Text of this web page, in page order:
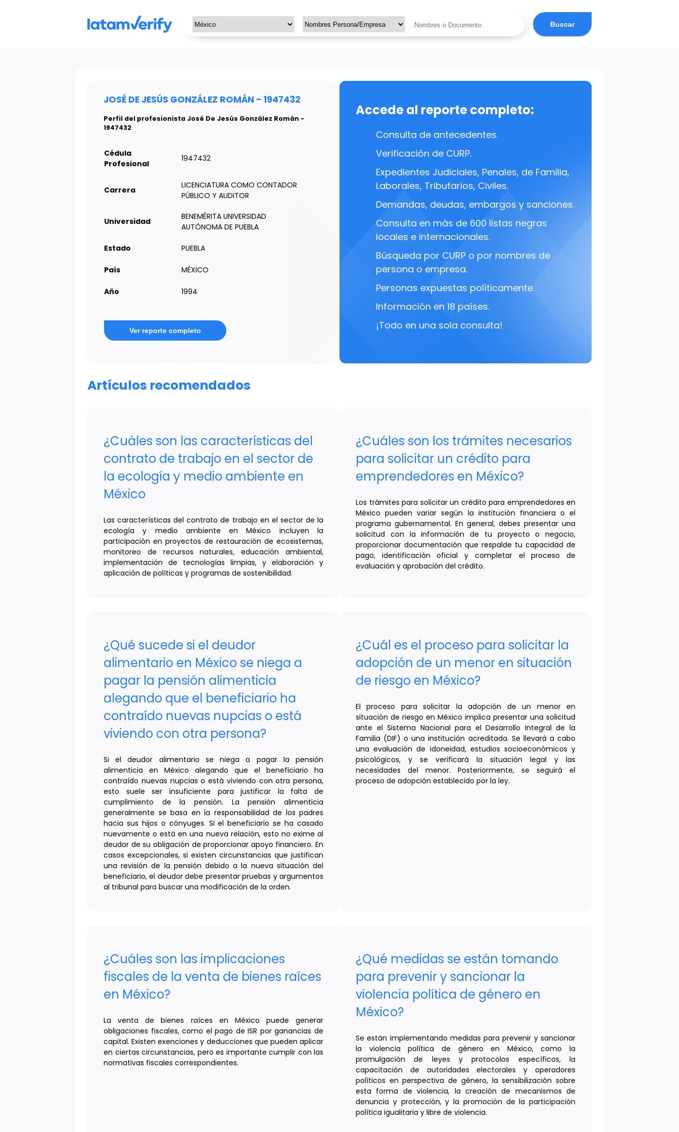
Buscar
JOSÉ DE JESÚS GONZÁLEZ ROMÁN - 1947432
Perfil del profesionista José De Jesús González Román -
1947432
Cédula
Profesional
1947432
Carrera
LICENCIATURA COMO CONTADOR
PÚBLICO Y AUDITOR
Universidad
BENEMÉRITA UNIVERSIDAD
AUTÓNOMA DE PUEBLA
Estado PUEBLA
País MÉXICO
Año 1994
Ver reporte completo
Accede al reporte completo:
Consulta de antecedentes.
Verificación de CURP.
Expedientes Judiciales, Penales, de Familia,
Laborales, Tributarios, Civiles.
Demandas, deudas, embargos y sanciones.
Consulta en más de 600 listas negras
locales e internacionales.
Búsqueda por CURP o por nombres de
persona o empresa.
Personas expuestas políticamente.
Información en 18 países.
¡Todo en una sola consulta!
Artículos recomendados
¿Cuáles son las características del
contrato de trabajo en el sector de
la ecología y medio ambiente en
México
Las características del contrato de trabajo en el sector de la
ecología y medio ambiente en México incluyen la
participación en proyectos de restauración de ecosistemas,
monitoreo de recursos naturales, educación ambiental,
implementación de tecnologías limpias, y elaboración y
aplicación de políticas y programas de sostenibilidad.
¿Cuáles son los trámites necesarios
para solicitar un crédito para
emprendedores en México?
Los trámites para solicitar un crédito para emprendedores en
México pueden variar según la institución financiera o el
programa gubernamental. En general, debes presentar una
solicitud con la información de tu proyecto o negocio,
proporcionar documentación que respalde tu capacidad de
pago, identificación oficial y completar el proceso de
evaluación y aprobación del crédito.
¿Qué sucede si el deudor
alimentario en México se niega a
pagar la pensión alimenticia
alegando que el beneficiario ha
contraído nuevas nupcias o está
viviendo con otra persona?
Si el deudor alimentario se niega a pagar la pensión
alimenticia en México alegando que el beneficiario ha
contraído nuevas nupcias o está viviendo con otra persona,
esto suele ser insuficiente para justificar la falta de
cumplimiento de la pensión. La pensión alimenticia
generalmente se basa en la responsabilidad de los padres
hacia sus hijos o cónyuges. Si el beneficiario se ha casado
nuevamente o está en una nueva relación, esto no exime al
deudor de su obligación de proporcionar apoyo financiero. En
casos excepcionales, si existen circunstancias que justifican
una revisión de la pensión debido a la nueva situación del
beneficiario, el deudor debe presentar pruebas y argumentos
al tribunal para buscar una modificación de la orden.
¿Cuál es el proceso para solicitar la
adopción de un menor en situación
de riesgo en México?
El proceso para solicitar la adopción de un menor en
situación de riesgo en México implica presentar una solicitud
ante el Sistema Nacional para el Desarrollo Integral de la
Familia (DIF) o una institución acreditada. Se llevará a cabo
una evaluación de idoneidad, estudios socioeconómicos y
psicológicos, y se verificará la situación legal y las
necesidades del menor. Posteriormente, se seguirá el
proceso de adopción establecido por la ley.
¿Cuáles son las implicaciones
fiscales de la venta de bienes raíces
en México?
La venta de bienes raíces en México puede generar
obligaciones fiscales, como el pago de ISR por ganancias de
capital. Existen exenciones y deducciones que pueden aplicar
en ciertas circunstancias, pero es importante cumplir con las
normativas fiscales correspondientes.
¿Qué medidas se están tomando
para prevenir y sancionar la
violencia política de género en
México?
Se están implementando medidas para prevenir y sancionar
la violencia política de género en México, como la
promulgación de leyes y protocolos específicos, la
capacitación de autoridades electorales y operadores
políticos en perspectiva de género, la sensibilización sobre
esta forma de violencia, la creación de mecanismos de
denuncia y protección, y la promoción de la participación
política igualitaria y libre de violencia.